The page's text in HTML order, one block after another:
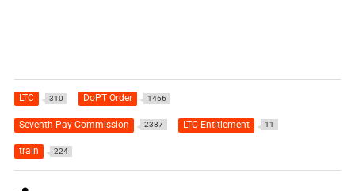
LTC 310 DoPT Order 1466
Seventh Pay Commission 2387 LTC Entitlement 11
train 224